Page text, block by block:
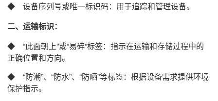
◆ 设备序列号或唯一标识码：用于追踪和管理设备。
二、运输标识：
◆ “此面朝上”或“易碎”标签：指示在运输和存储过程中的
正确位置和方向。
◆ “防潮”、“防水”、“防晒”等标签：根据设备需求提供环境
保护指示。